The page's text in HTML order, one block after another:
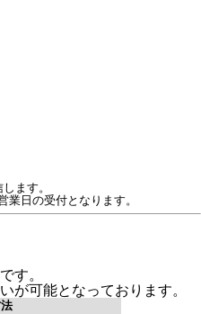
ます。
日の受付となります。
す。
が可能となっております。